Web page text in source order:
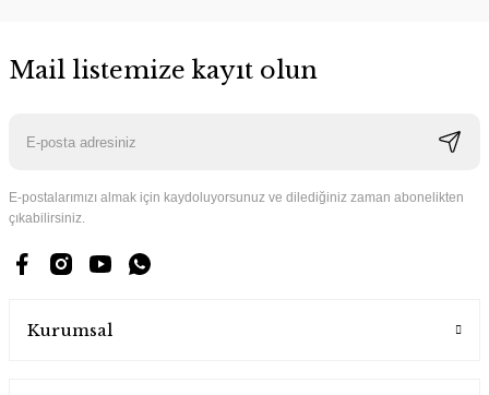
Mail listemize kayıt olun
E-postalarımızı almak için kaydoluyorsunuz ve dilediğiniz zaman abonelikten
çıkabilirsiniz.
Kurumsal